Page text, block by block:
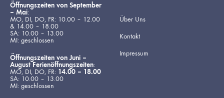
Öffnungszeiten von September
– Mai:
MO, DI, DO, FR: 10.00 – 12.00
& 14.00 – 18.00
SA: 10.00 – 13.00
MI: geschlossen
Öffnungszeiten von Juni –
August Ferienöffnungszeiten:
MO, DI, DO, FR: 14.00 – 18.00
SA: 10.00 – 13.00
MI: geschlossen
Über Uns
Kontakt
Impressum